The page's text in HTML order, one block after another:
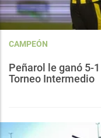
CAMPEÓN
Peñarol le ganó 5-
Torneo Intermedio